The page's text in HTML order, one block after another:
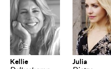
Kellie Julia